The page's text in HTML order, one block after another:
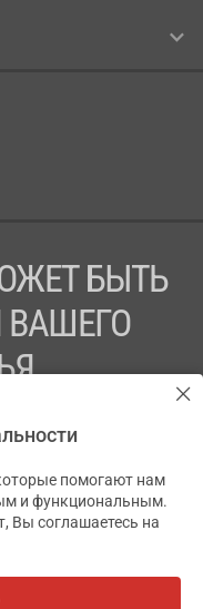
БЫТЬ
С ВРАЧОМ
43631965.
помогают нам
и функциональным.
Вы соглашаетесь на
✕